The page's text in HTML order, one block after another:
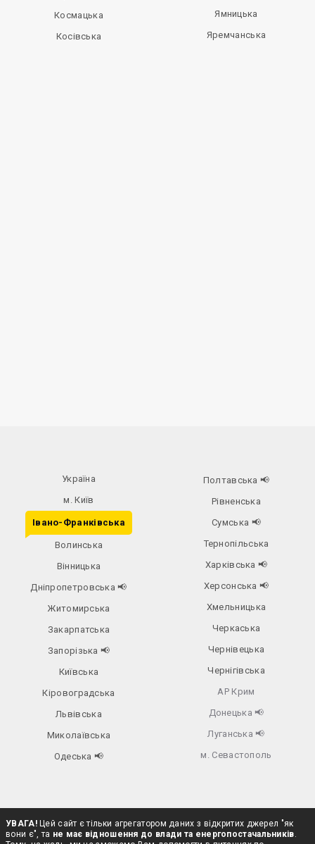
Космацька
Косівська
Ямницька
Яремчанська
Україна
м. Київ
Івано-Франківська
Волинська
Вінницька
Дніпропетровська📢
Житомирська
Закарпатська
Запорізька 📢
Київська
Кіровоградська
Львівська
Миколаївська
Одеська📢
Полтавська 📢
Рівненська
Сумська 📢
Тернопільська
Харківська 📢
Херсонська 📢
Хмельницька
Черкаська
Чернівецька
Чернігівська
АР Крим
Донецька 📢
Луганська 📢
м. Севастополь
УВАГА!Цей сайт є тільки агрегатором даних з відкритих джерел "як
вони є", та не має відношення до влади та енергопостачальників.